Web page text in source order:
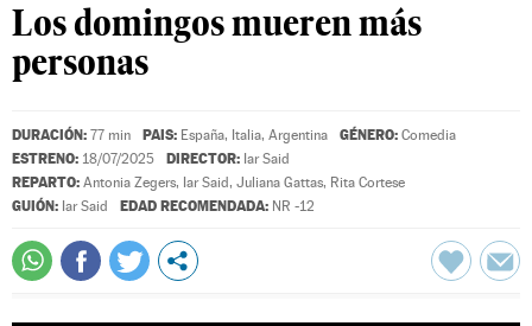
Los domingos mueren más
personas
DURACIÓN: 77 min PAIS: España, Italia, Argentina GÉNERO: Comedia
ESTRENO: 18/07/2025 DIRECTOR: Iar Said
REPARTO: Antonia Zegers, Iar Said, Juliana Gattas, Rita Cortese
GUIÓN: Iar Said EDAD RECOMENDADA: NR -12